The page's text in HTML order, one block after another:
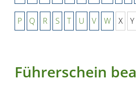
P Q R S T U V W X Y
Führerschein